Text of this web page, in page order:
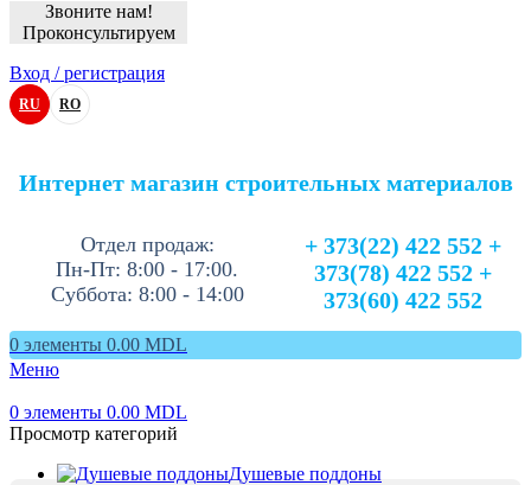
Звоните нам!
Проконсультируем
Вход / регистрация
RU RO
Интернет магазин строительных материалов
Отдел продаж:
Пн-Пт: 8:00 - 17:00.
Суббота: 8:00 - 14:00
+ 373(22) 422 552 +
373(78) 422 552 +
373(60) 422 552
0 элементы 0.00 MDL
Меню
0 элементы 0.00 MDL
Просмотр категорий
Душевые поддоны